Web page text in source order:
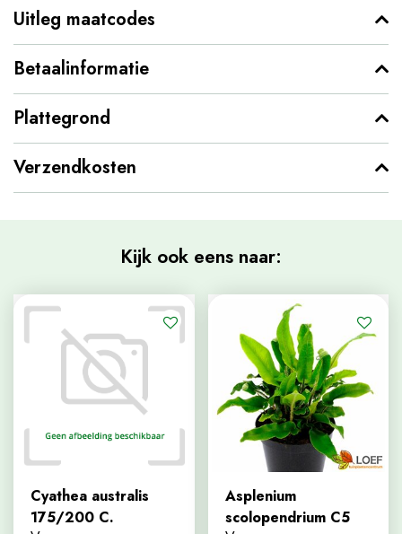
Uitleg maatcodes
Betaalinformatie
Plattegrond
Verzendkosten
Kijk ook eens naar:
Cyathea australis
175/200 C.
Asplenium
scolopendrium C5